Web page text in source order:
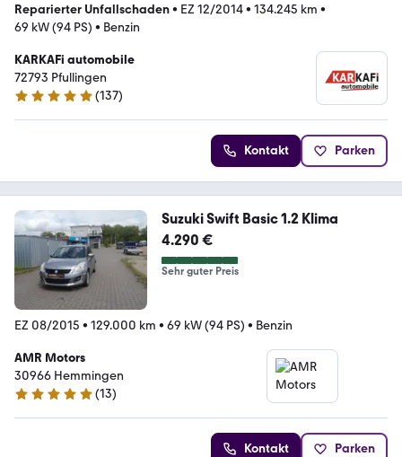
Reparierter Unfallschaden• EZ 12/2014• 134.245 km •
69 kW (94 PS) • Benzin
KARKAFi automobile
72793 Pfullingen
5 Sterne
(137)
Kontakt Parken
Suzuki Swift Basic 1.2 Klima
4.290 €
Sehr guter Preis
EZ 08/2015 • 129.000 km • 69 kW (94 PS) • Benzin
AMR Motors
30966 Hemmingen
5 Sterne
(13)
Kontakt Parken